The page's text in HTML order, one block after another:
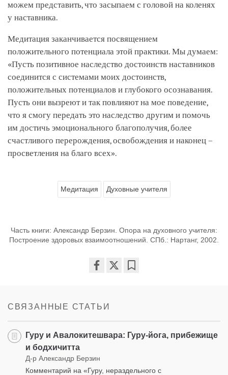
можем представить, что засыпаем с головой на коленях
у наставника.
Медитация заканчивается посвящением
положительного потенциала этой практики. Мы думаем:
«Пусть позитивное наследство достоинств наставников
соединится с системами моих достоинств,
положительных потенциалов и глубокого осознавания.
Пусть они вызреют и так повлияют на мое поведение,
что я смогу передать это наследство другим и помочь
им достичь эмоционального благополучия, более
счастливого перерождения, освобождения и наконец –
просветления на благо всех».
Медитация Духовные учителя
Часть книги: Александр Берзин. Опора на духовного учителя:
Построение здоровых взаимоотношений. СПб.: Нартанг, 2002.
СВЯЗАННЫЕ СТАТЬИ
Гуру и Авалокитешвара: Гуру-йога, прибежище
и бодхичитта
Д-р Александр Берзин
Комментарий на «Гуру, нераздельного с